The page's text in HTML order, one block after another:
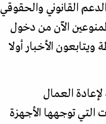
القانوني والحقوقي
الآن من دخول
الأخبار أولا
العمال
التي توجهها الأجهزة